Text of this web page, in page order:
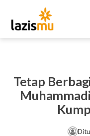
Tetap